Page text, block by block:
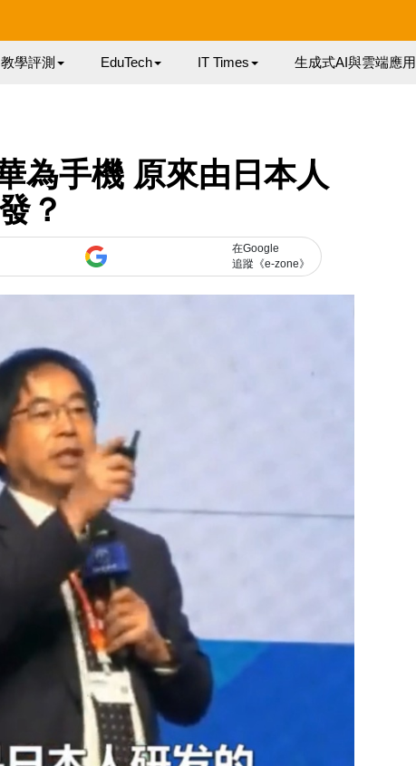
教學評測 EduTech IT Times 生成式AI與雲端應用
為手機 原來由日本人
？
在Google
追蹤《e-zone》